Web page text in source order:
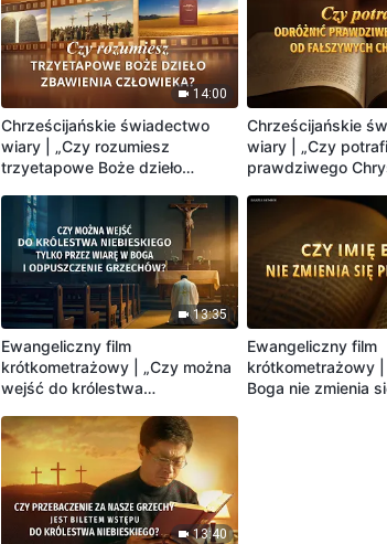
14:00
Chrześcijańskie świadectwo
wiary | „Czy rozumiesz
trzyetapowe Boże dzieło
Chrześcijańskie
wiary | „Czy
prawdziwego
13:35
Ewangeliczny film
krótkometrażowy | „Czy można
wejść do królestwa
w Boga i odpuszczenie
grzechów?”
Ewangeliczny film
krótkometrażowy |
Boga nie zmienia
13:40